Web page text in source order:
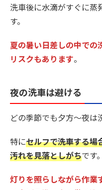
洗車後に水滴がすぐに蒸
す。
夏の暑い日差しの中での
リスクもあります。
夜の洗車は避ける
どの季節でも夕方〜夜は
特にセルフで洗車する場
汚れを見落としがちです。
灯りを照らしながら作業